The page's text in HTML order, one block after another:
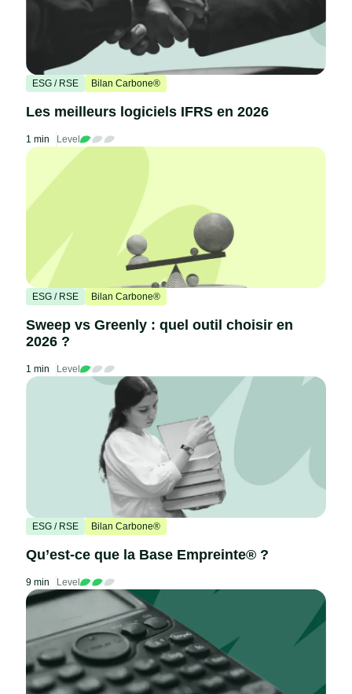
ESG / RSE Bilan Carbone®
Les meilleurs logiciels IFRS en 2026
1 min Level
ESG / RSE Bilan Carbone®
Sweep vs Greenly : quel outil choisir en
2026 ?
1 min Level
ESG / RSE Bilan Carbone®
Qu’est-ce que la Base Empreinte® ?
9 min Level